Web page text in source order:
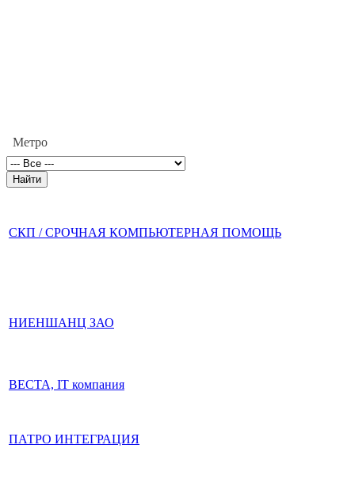
Метро
СКП / СРОЧНАЯ КОМПЬЮТЕРНАЯ ПОМОЩЬ
НИЕНШАНЦ ЗАО
ВЕСТА, IT компания
ПАТРО ИНТЕГРАЦИЯ